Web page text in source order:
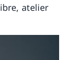
atelier